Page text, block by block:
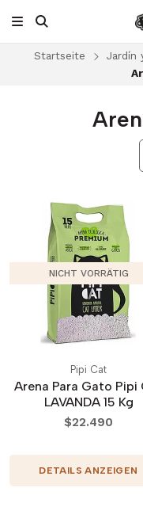
Startseite Jardín
NICHT VORRÄTIG
Pipi Cat
Arena Para Gato Pipi
LAVANDA 15 Kg
$22.490
DETAILS ANZEIGEN